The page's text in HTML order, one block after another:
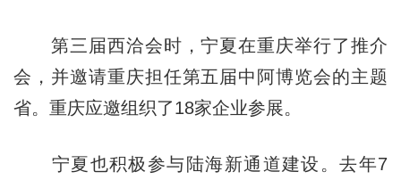
第三届西洽会时，宁夏在重庆举行了推介
会，并邀请重庆担任第五届中阿博览会的主题
省。重庆应邀组织了18家企业参展。
宁夏也积极参与陆海新通道建设。去年7